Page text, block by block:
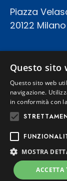
Piazza
20122 Milano
CAPITALE
Privacy Policy
Cookie Policy
Powered by
Questo sito
Questo sito web
navigazione.
in conformità con
MOSTRA
ACCETTA